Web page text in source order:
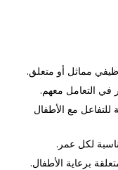
مماثل أو متعلق.
التعامل معهم.
مع الأطفال
لكل عمر .
برعاية الأطفال.